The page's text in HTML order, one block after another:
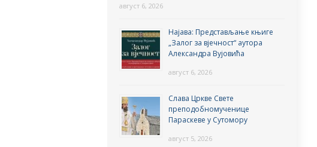
август 6, 2026
Најава: Представљање књиге
„Залог за вјечност“ аутора
Александра Вујовића
август 6, 2026
Слава Цркве Свете
преподобномученице
Параскеве у Сутомору
август 5, 2026